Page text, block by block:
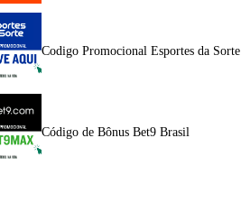
Codigo Promocional Esportes da Sorte
Código de Bônus Bet9 Brasil